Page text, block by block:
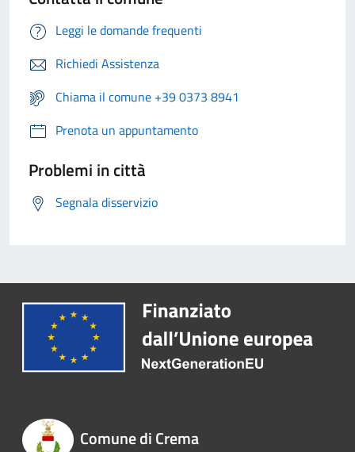
Leggi le domande frequenti
Richiedi Assistenza
Chiama il comune +39 0373 8941
Prenota un appuntamento
Problemi in città
Segnala disservizio
Comune di Crema